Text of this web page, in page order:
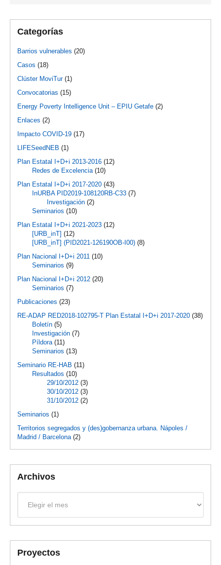
Categorías
Barrios vulnerables (20)
Casos (18)
Clúster MoviTur(1)
Convocatorias (15)
Energy Poverty Intelligence Unit – EPIU Getafe (2)
Enlaces (2)
Impacto COVID-19 (17)
LIFESeedNEB (1)
Plan Estatal I+D+i 2013-2016 (12)
Redes de Excelencia(10)
Plan Estatal I+D+i 2017-2020 (43)
InURBA PID2019-108120RB-C33 (7)
Investigación (2)
Seminarios (10)
Plan Estatal I+D+i 2021-2023 (12)
[URB_inT] (12)
[URB_inT] (PID2021-126190OB-I00) (8)
Plan Nacional I+D+i 2011 (10)
Seminarios (9)
Plan Nacional I+D+i 2012 (20)
Seminarios (7)
Publicaciones (23)
RE-ADAP RED2018-102795-T Plan Estatal I+D+i 2017-2020 (38)
Boletín (5)
Investigación (7)
Píldora(11)
Seminarios (13)
Seminario RE-HAB (11)
Resultados (10)
29/10/2012 (3)
30/10/2012 (3)
31/10/2012 (2)
Seminarios (1)
Territorios segregados y (des)gobernanza urbana. Nápoles /
Madrid / Barcelona(2)
Archivos
Proyectos